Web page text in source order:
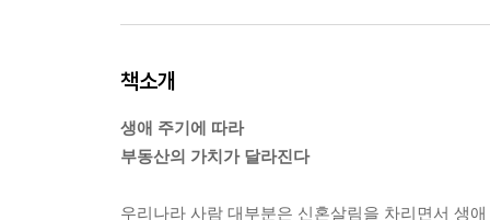
책소개
생애 주기에 따라
부동산의 가치가 달라진다
우리나라 사람 대부분은 신혼살림을 차리면서 생